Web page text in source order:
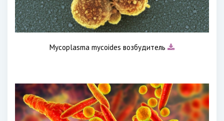
Mycoplasma mycoides возбудитель